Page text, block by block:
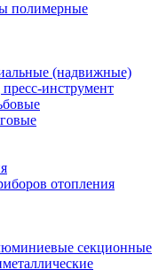
полимерные
(надвижные)
инструмент
отопления
секционные